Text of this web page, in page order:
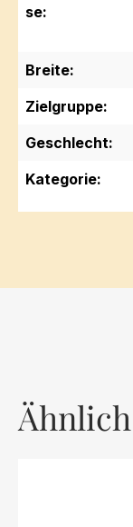
se:
Breite:
Zielgruppe:
Geschlecht:
Kategorie:
Ähnlich